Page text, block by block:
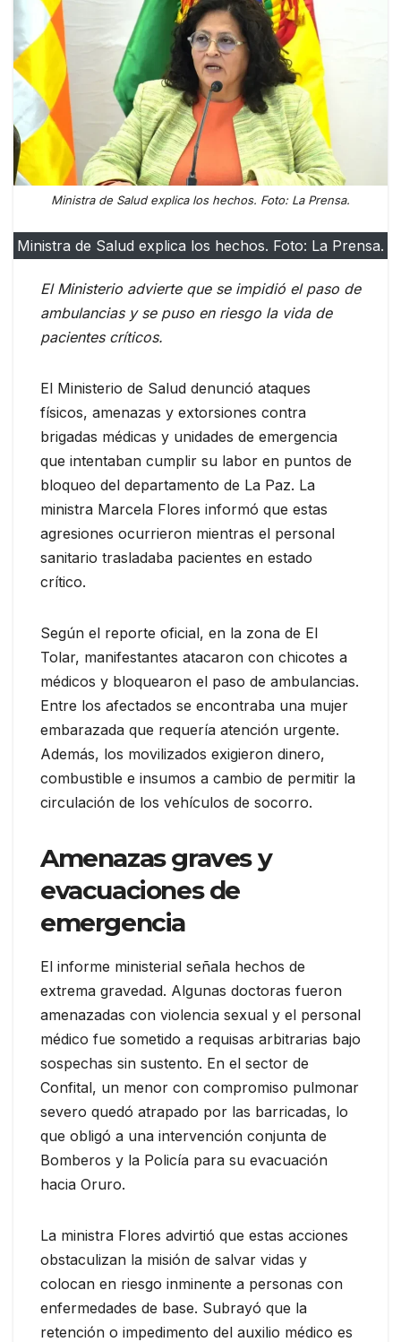
Ministra de Salud explica los hechos. Foto: La Prensa.
Ministra de Salud explica los hechos. Foto: La Prensa.
El Ministerio advierte que se impidió el paso de
ambulancias y se puso en riesgo la vida de
pacientes críticos.
El Ministerio de Salud denunció ataques
físicos, amenazas y extorsiones contra
brigadas médicas y unidades de emergencia
que intentaban cumplir su labor en puntos de
bloqueo del departamento de La Paz. La
ministra Marcela Flores informó que estas
agresiones ocurrieron mientras el personal
sanitario trasladaba pacientes en estado
crítico.
Según el reporte oficial, en la zona de El
Tolar, manifestantes atacaron con chicotes a
médicos y bloquearon el paso de ambulancias.
Entre los afectados se encontraba una mujer
embarazada que requería atención urgente.
Además, los movilizados exigieron dinero,
combustible e insumos a cambio de permitir la
circulación de los vehículos de socorro.
Amenazas graves y
evacuaciones de
emergencia
El informe ministerial señala hechos de
extrema gravedad. Algunas doctoras fueron
amenazadas con violencia sexual y el personal
médico fue sometido a requisas arbitrarias bajo
sospechas sin sustento. En el sector de
Confital, un menor con compromiso pulmonar
severo quedó atrapado por las barricadas, lo
que obligó a una intervención conjunta de
Bomberos y la Policía para su evacuación
hacia Oruro.
La ministra Flores advirtió que estas acciones
obstaculizan la misión de salvar vidas y
colocan en riesgo inminente a personas con
enfermedades de base. Subrayó que la
retención o impedimento del auxilio médico es